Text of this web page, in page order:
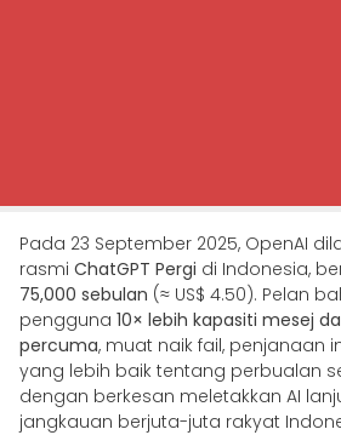
Pada 23 September 2025, OpenAI
rasmi ChatGPT Pergi di Indonesia,
75,000 sebulan (≈ US$ 4.50). Pelan
pengguna 10× lebih kapasiti mesej
percuma, muat naik fail, penjanaan
yang lebih baik tentang perbualan
dengan berkesan meletakkan AI
jangkauan berjuta-juta rakyat